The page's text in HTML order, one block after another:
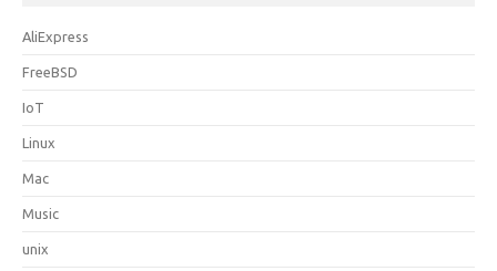
AliExpress
FreeBSD
IoT
Linux
Mac
Music
unix